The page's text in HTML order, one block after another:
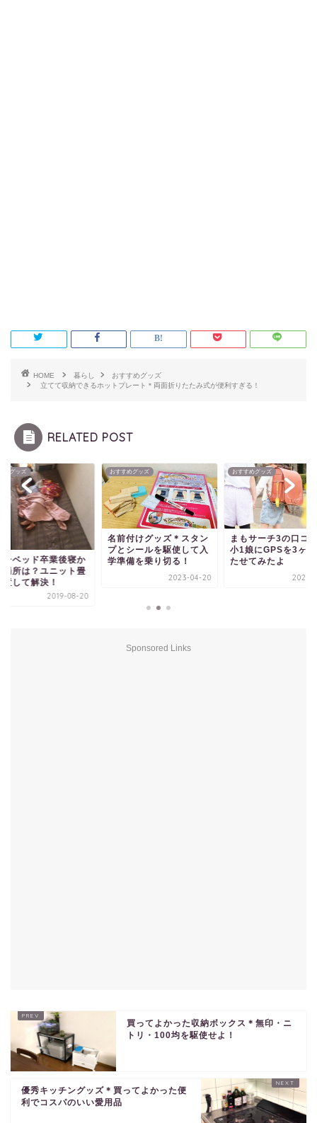
HOME 暮らし
おすすめグッズ
立てて収納できるホットプレート＊両面折りたたみ式が便利すぎる！
RELATED POST
めグッズ
ーベッド卒業後寝か
場所は？ユニット畳
置して解決！
2019-08-20
おすすめグッズ
名前付けグッズ＊スタン
プとシールを駆使して入
学準備を乗り切る！
2023-04-20
おすすめグッズ
まもサーチ3の口コ
小1娘にGPSを3ヶ
たせてみたよ
2023-
Sponsored Links
買ってよかった収納ボックス＊無印・ニ
トリ・100均を駆使せよ！
優秀キッチングッズ＊買ってよかった便
利でコスパのいい愛用品